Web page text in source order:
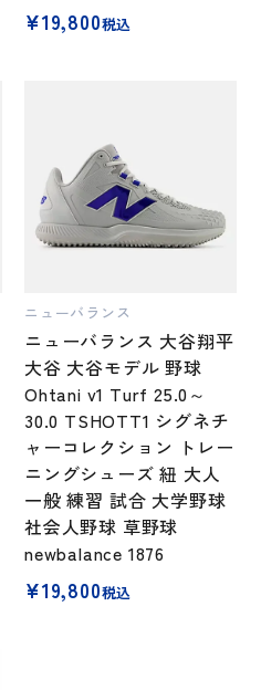
¥19,800税込
ニューバランス
ニューバランス 大谷翔平
大谷 大谷モデル 野球
Ohtani v1 Turf 25.0～
30.0 TSHOTT1 シグネチ
ャーコレクション トレー
ニングシューズ 紐 大人
一般 練習 試合 大学野球
社会人野球 草野球
newbalance 1876
¥19,800税込